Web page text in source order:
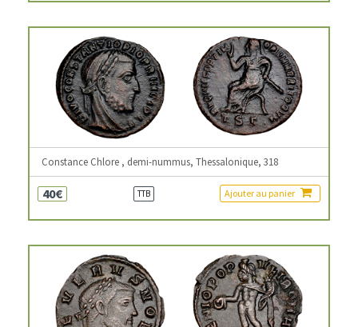
Constance Chlore , demi-nummus, Thessalonique, 318
40€ TTB Ajouter au panier